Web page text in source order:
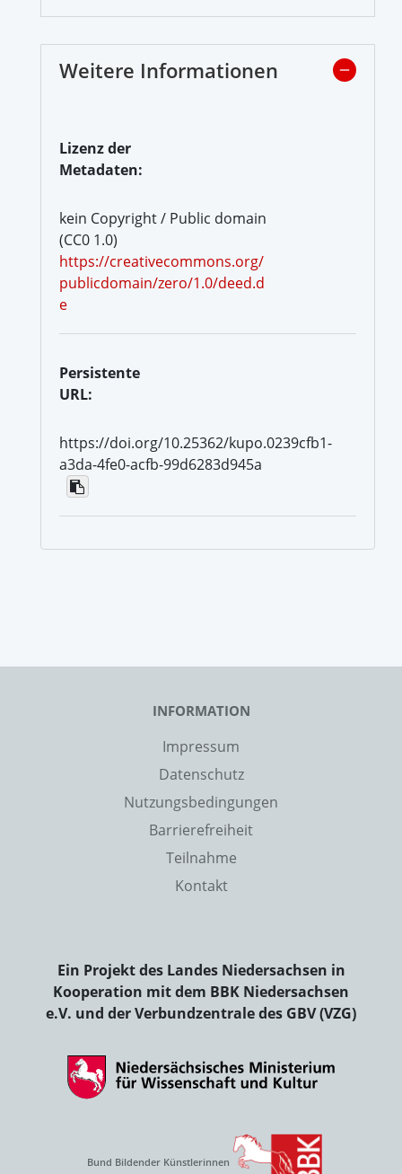
Weitere Informationen
Lizenz der
Metadaten:
kein Copyright / Public domain
(CC0 1.0)
https://creativecommons.org/
publicdomain/zero/1.0/deed.d
e
Persistente
URL:
https://doi.org/10.25362/kupo.0239cfb1-
a3da-4fe0-acfb-99d6283d945a
INFORMATION
Impressum
Datenschutz
Nutzungsbedingungen
Barrierefreiheit
Teilnahme
Kontakt
Ein Projekt des Landes Niedersachsen in
Kooperation mit dem BBK Niedersachsen
e.V. und der Verbundzentrale des GBV (VZG)
Bund Bildender Künstlerinnen